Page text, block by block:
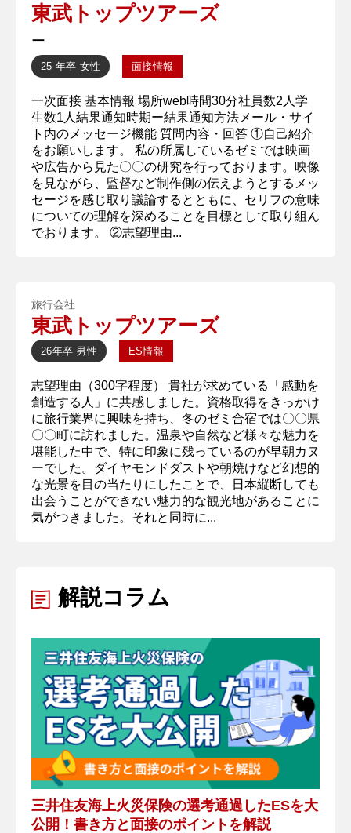
東武トップツアーズ
ー
25 年卒 女性 面接情報
一次面接 基本情報 場所web時間30分社員数2人学
生数1人結果通知時期ー結果通知方法メール・サイ
ト内のメッセージ機能 質問内容・回答 ①自己紹介
をお願いします。 私の所属しているゼミでは映画
や広告から見た〇〇の研究を行っております。映像
を見ながら、監督など制作側の伝えようとするメッ
セージを感じ取り議論するとともに、セリフの意味
についての理解を深めることを目標として取り組ん
でおります。 ②志望理由...
旅行会社
東武トップツアーズ
26年卒 男性 ES情報
志望理由（300字程度） 貴社が求めている「感動を
創造する人」に共感しました。資格取得をきっかけ
に旅行業界に興味を持ち、冬のゼミ合宿では〇〇県
〇〇町に訪れました。温泉や自然など様々な魅力を
堪能した中で、特に印象に残っているのが早朝カヌ
ーでした。ダイヤモンドダストや朝焼けなど幻想的
な光景を目の当たりにしたことで、日本縦断しても
出会うことができない魅力的な観光地があることに
気がつきました。それと同時に...
解説コラム
三井住友海上火災保険の選考通過したESを大
公開！書き方と面接のポイントを解説